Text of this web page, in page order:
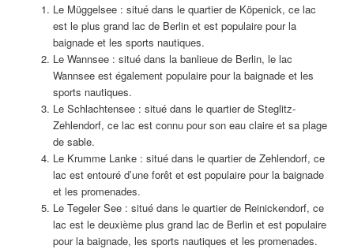
Le Müggelsee : situé dans le quartier de Köpenick, ce lac
est le plus grand lac de Berlin et est populaire pour la
baignade et les sports nautiques.
Le Wannsee : situé dans la banlieue de Berlin, le lac
Wannsee est également populaire pour la baignade et les
sports nautiques.
Le Schlachtensee : situé dans le quartier de Steglitz-
Zehlendorf, ce lac est connu pour son eau claire et sa plage
de sable.
Le Krumme Lanke : situé dans le quartier de Zehlendorf, ce
lac est entouré d’une forêt et est populaire pour la baignade
et les promenades.
Le Tegeler See : situé dans le quartier de Reinickendorf, ce
lac est le deuxième plus grand lac de Berlin et est populaire
pour la baignade, les sports nautiques et les promenades.